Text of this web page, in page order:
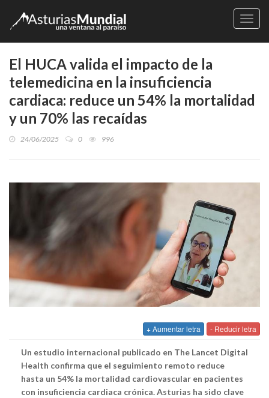
El HUCA valida el impacto de la
telemedicina en la insuficiencia
cardiaca: reduce un 54% la mortalidad
y un 70% las recaídas
24/06/2025 0 996
+ Aumentar letra - Reducir letra
Un estudio internacional publicado en The Lancet Digital
Health confirma que el seguimiento remoto reduce
hasta un 54% la mortalidad cardiovascular en pacientes
con insuficiencia cardiaca crónica. Asturias ha sido clave